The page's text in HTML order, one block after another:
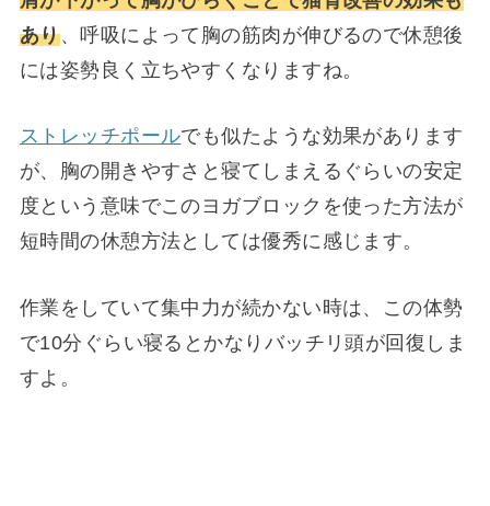
あり、呼吸によって胸の筋肉が伸びるので休憩後
には姿勢良く立ちやすくなりますね。
ストレッチポールでも似たような効果があります
が、胸の開きやすさと寝てしまえるぐらいの安定
度という意味でこのヨガブロックを使った方法が
短時間の休憩方法としては優秀に感じます。
作業をしていて集中力が続かない時は、この体勢
で10分ぐらい寝るとかなりバッチリ頭が回復しま
すよ。